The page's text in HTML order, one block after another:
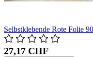
Selbstklebende Rote Folie
27,17 CHF